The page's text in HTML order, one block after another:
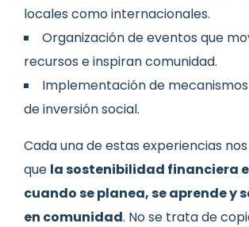
locales como internacionales.
Organización de eventos que
recursos e inspiran comunidad.
Implementación de
de inversión social.
Cada una de estas experiencias
que la sostenibilidad financiera
cuando se planea, se aprende y
en comunidad. No se trata de